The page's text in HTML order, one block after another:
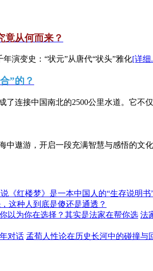
竟从何而来？
演变史：“状元”从唐代“状头”雅化[详细
”的？
了连接中国南北的2500公里水道。它不
中遨游，开启一段充满智慧与感悟的文
《红楼梦》是一本中国人的“生存说明书
这种人到底是傻还是通透？
你以为你在选择？其实是法家在帮你选 法
对话 孟荀人性论在历史长河中的碰撞与